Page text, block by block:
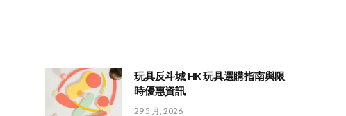
玩具反斗城 HK 玩具選購指南與限
時優惠資訊
29 5 月, 2026